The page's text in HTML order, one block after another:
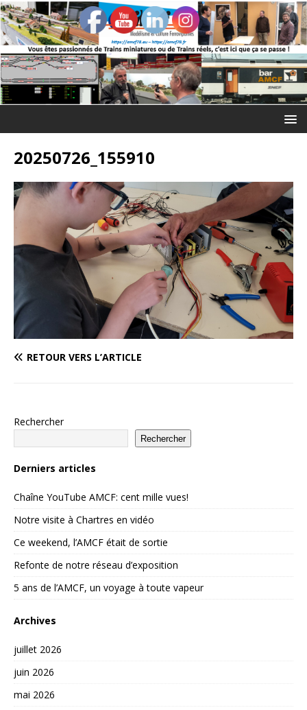
20250726_155910
RETOUR VERS L’ARTICLE
Rechercher
Rechercher
Derniers articles
Chaîne YouTube AMCF: cent mille vues!
Notre visite à Chartres en vidéo
Ce weekend, l’AMCF était de sortie
Refonte de notre réseau d’exposition
5 ans de l’AMCF, un voyage à toute vapeur
Archives
juillet 2026
juin 2026
mai 2026